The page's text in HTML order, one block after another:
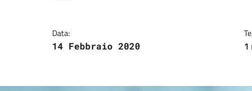
Data:
14 Febbraio 2020
1